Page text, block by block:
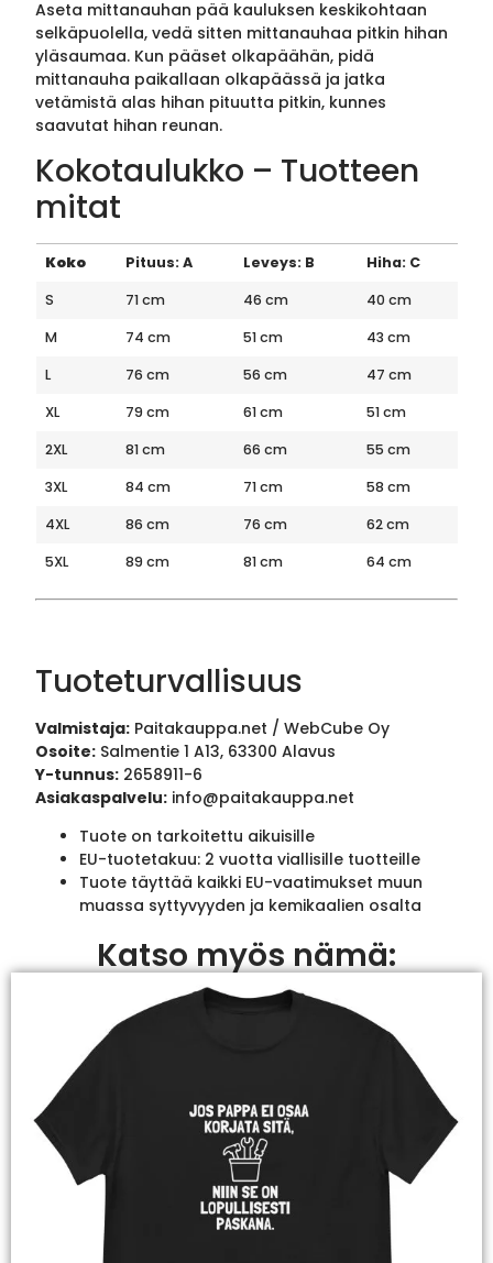
Aseta mittanauhan pää kauluksen keskikohtaan
selkäpuolella, vedä sitten mittanauhaa pitkin hihan
yläsaumaa. Kun pääset olkapäähän, pidä
mittanauha paikallaan olkapäässä ja jatka
vetämistä alas hihan pituutta pitkin, kunnes
saavutat hihan reunan.
Kokotaulukko – Tuotteen
mitat
Koko Pituus: A Leveys: B
Hiha: C
S
71 cm 46 cm
40 cm
M
74 cm 51 cm
43 cm
L
76 cm 56 cm
47 cm
XL
79 cm 61 cm
51 cm
2XL
81 cm 66 cm
55 cm
3XL
84 cm 71 cm
58 cm
4XL
86 cm 76 cm
62 cm
5XL
89 cm 81 cm 64 cm
Tuoteturvallisuus
Valmistaja: Paitakauppa.net / WebCube Oy
Osoite: Salmentie 1 A13, 63300 Alavus
Y-tunnus: 2658911-6
Asiakaspalvelu: info@paitakauppa.net
Tuote on tarkoitettu aikuisille
EU-tuotetakuu: 2 vuotta viallisille tuotteille
Tuote täyttää kaikki EU-vaatimukset muun
muassa syttyvyyden ja kemikaalien osalta
Katso myös nämä: